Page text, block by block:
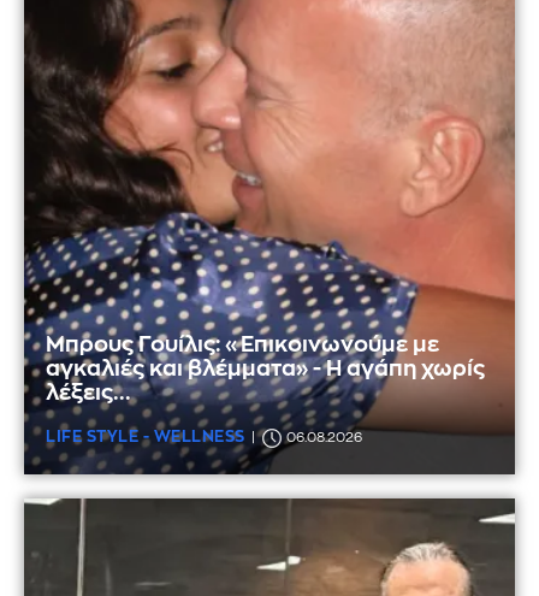
Μπρους Γουίλις: «Επικοινωνούμε με
αγκαλιές και βλέμματα» - Η αγάπη χωρίς
λέξεις...
LIFE STYLE - WELLNESS 06.08.2026